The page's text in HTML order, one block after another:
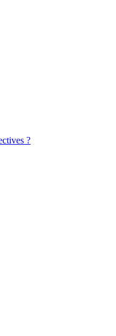
?